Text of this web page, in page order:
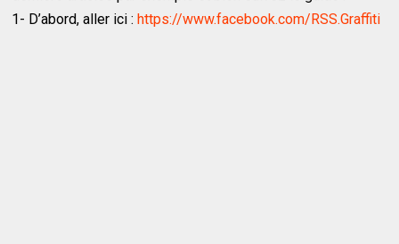
1- D’abord, aller ici : https://www.facebook.com/RSS.Graffiti